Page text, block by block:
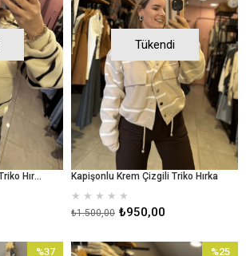
Kapişonlu Siyah Çizgili Triko Hırka
Tükendi
Kapişonlu Krem Çizgili Triko Hırka
★ ★ ★ ★ ★
₺950,00
₺1.500,00
%37
%25